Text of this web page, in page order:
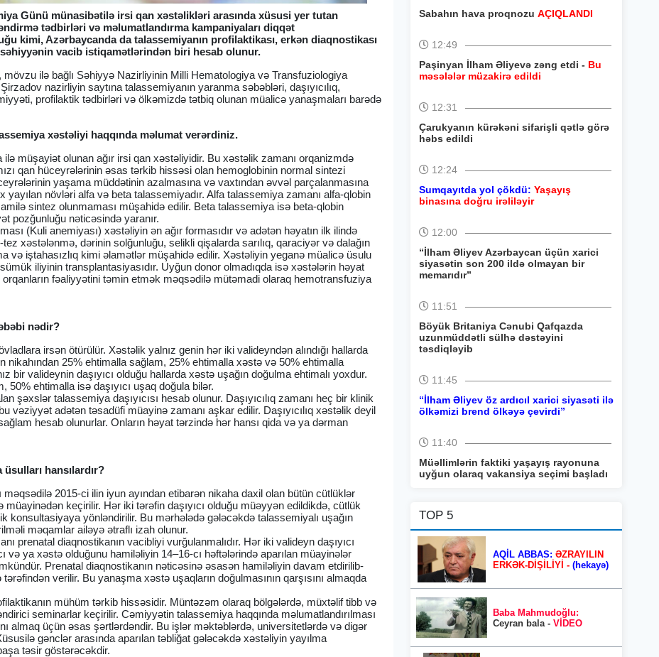
Günü münasibətilə irsi qan xəstəlikləri arasında xüsusi yer tutan
tədbirləri və məlumatlandırma kampaniyaları diqqət
kimi, Azərbaycanda da talassemiyanın profilaktikası, erkən diaqnostikası
vacib istiqamətlərindən biri hesab olunur.
mövzu ilə bağlı Səhiyyə Nazirliyinin Milli Hematologiya və Transfuziologiya
nazirliyin saytına talassemiyanın yaranma səbəbləri, daşıyıcılıq,
profilaktik tədbirləri və ölkəmizdə tətbiq olunan müalicə yanaşmaları barədə
xəstəliyi haqqında məlumat verərdiniz.
müşayiət olunan ağır irsi qan xəstəliyidir. Bu xəstəlik zamanı orqanizmdə
qan hüceyrələrinin əsas tərkib hissəsi olan hemoglobinin normal sintezi
yaşama müddətinin azalmasına və vaxtından əvvəl parçalanmasına
yayılan növləri alfa və beta talassemiyadır. Alfa talassemiya zamanı alfa-qlobin
sintez olunmaması müşahidə edilir. Beta talassemiya isə beta-qlobin
pozğunluğu nəticəsində yaranır.
(Kuli anemiyası) xəstəliyin ən ağır formasıdır və adətən həyatın ilk ilində
xəstələnmə, dərinin solğunluğu, selikli qişalarda sarılıq, qaraciyər və dalağın
və iştahasızlıq kimi əlamətlər müşahidə edilir. Xəstəliyin yeganə müalicə üsulu
iliyinin transplantasiyasıdır. Uyğun donor olmadıqda isə xəstələrin həyat
fəaliyyətini təmin etmək məqsədilə mütəmadi olaraq hemotransfuziya
nədir?
irsən ötürülür. Xəstəlik yalnız genin hər iki valideyndən alındığı hallarda
nikahından 25% ehtimalla sağlam, 25% ehtimalla xəstə və 50% ehtimalla
bir valideynin daşıyıcı olduğu hallarda xəstə uşağın doğulma ehtimalı yoxdur.
50% ehtimalla isə daşıyıcı uşaq doğula bilər.
şəxslər talassemiya daşıyıcısı hesab olunur. Daşıyıcılıq zamanı heç bir klinik
vəziyyət adətən təsadüfi müayinə zamanı aşkar edilir. Daşıyıcılıq xəstəlik deyil
hesab olunurlar. Onların həyat tərzində hər hansı qida və ya dərman
hansılardır?
məqsədilə 2015-ci ilin iyun ayından etibarən nikaha daxil olan bütün cütlüklər
müayinədən keçirilir. Hər iki tərəfin daşıyıcı olduğu müəyyən edildikdə, cütlük
konsultasiyaya yönləndirilir. Bu mərhələdə gələcəkdə talassemiyalı uşağın
məqamlar ailəyə ətraflı izah olunur.
prenatal diaqnostikanın vacibliyi vurğulanmalıdır. Hər iki valideyn daşıyıcı
və ya xəstə olduğunu hamiləliyin 14–16-cı həftələrində aparılan müayinələr
Prenatal diaqnostikanın nəticəsinə əsasən hamiləliyin davam etdirilib-
verilir. Bu yanaşma xəstə uşaqların doğulmasının qarşısını almaqda
mühüm tərkib hissəsidir. Müntəzəm olaraq bölgələrdə, müxtəlif tibb və
seminarlar keçirilir. Cəmiyyətin talassemiya haqqında məlumatlandırılması
almaq üçün əsas şərtlərdəndir. Bu işlər məktəblərdə, universitetlərdə və digər
gənclər arasında aparılan təbliğat gələcəkdə xəstəliyin yayılma
təsir göstərəcəkdir.
Sabahın hava proqnozu AÇIQLANDI
12:49
Paşinyan İlham Əliyevə zəng etdi - Bu
məsələlər müzakirə edildi
12:31
Çarukyanın kürəkəni sifarişli qətlə görə
həbs edildi
12:24
Sumqayıtda yol çökdü: Yaşayış
binasına doğru irəliləyir
12:00
“İlham Əliyev Azərbaycan üçün xarici
siyasətin son 200 ildə olmayan bir
memarıdır”
11:51
Böyük Britaniya Cənubi Qafqazda
uzunmüddətli sülhə dəstəyini
təsdiqləyib
11:45
“İlham Əliyev öz ardıcıl xarici siyasəti ilə
ölkəmizi brend ölkəyə çevirdi”
11:40
Müəllimlərin faktiki yaşayış rayonuna
uyğun olaraq vakansiya seçimi başladı
TOP 5
AQİL ABBAS: ƏZRAYILIN
ERKƏK-DİŞİLİYİ - (hekayə)
Baba Mahmudoğlu:
Ceyran bala - VİDEO